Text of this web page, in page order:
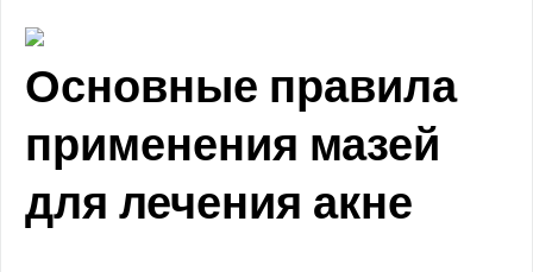
Основные правила
применения мазей
для лечения акне